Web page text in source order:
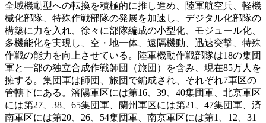
全域機動型への転換を積極的に推し進め、陸軍航空兵、軽機
械化部隊、特殊作戦部隊の発展を加速し、デジタル化部隊の
構築に力を入れ、徐々に部隊編成の小型化、モジュール化、
多機能化を実現し、空・地一体、遠隔機動、迅速突撃、特殊
作戦の能力を向上させている。陸軍機動作戦部隊は18の集団
軍と一部の独立合成作戦師団（旅団）を含み、現在85万人を
擁する。集団軍は師団、旅団で編成され、それぞれ7軍区の
管轄下にある。瀋陽軍区には第16、39、40集団軍、北京軍区
には第27、38、65集団軍、蘭州軍区には第21、47集団軍、済
南軍区には第20、26、54集団軍、南京軍区には第1、12、31